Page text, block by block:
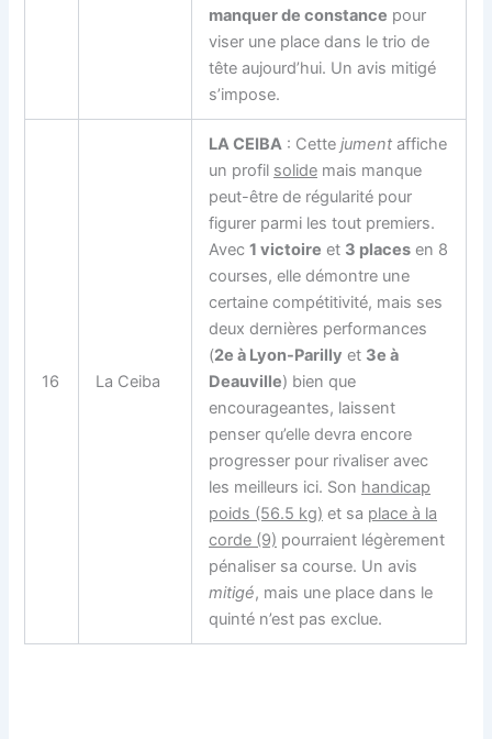
manquer de constance pour
viser une place dans le trio de
tête aujourd’hui. Un avis mitigé
s’impose.
16 La Ceiba
LA CEIBA : Cettejument affiche
un profil solide mais manque
peut-être de régularité pour
figurer parmi les tout premiers.
Avec1 victoire et 3 places en 8
courses, elle démontre une
certaine compétitivité, mais ses
deux dernières performances
(2e à Lyon-Parilly et 3e à
Deauville) bien que
encourageantes, laissent
penser qu’elle devra encore
progresser pour rivaliser avec
les meilleurs ici. Son handicap
poids (56.5 kg) et sa place à la
corde (9) pourraient légèrement
pénaliser sa course. Un avis
mitigé, mais une place dans le
quinté n’est pas exclue.